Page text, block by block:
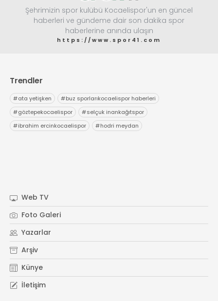
Şehrimizin spor kulübü Kocaelispor'un en güncel
haberleri ve gündeme dair son dakika spor
haberlerine anında ulaşın
https://www.spor41.com
Trendler
#ata yetişken #buz sporlarıkocaelispor haberleri
#göztepekocaelispor #selçuk inankağıtspor
#ibrahim ercinkocaelispor #hodri meydan
Web TV
Foto Galeri
Yazarlar
Arşiv
Künye
İletişim